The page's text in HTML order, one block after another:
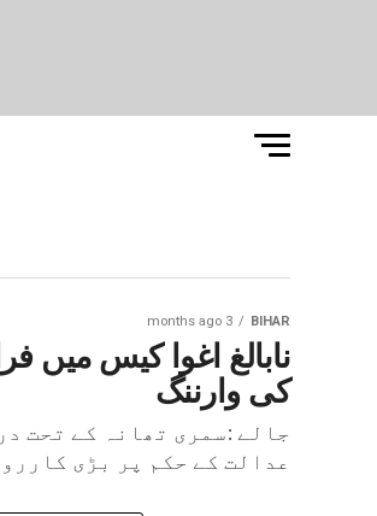
BIHAR
3 months ago
نابالغ اغوا کیس میں
کی وارننگ
جالے :سمری تھانہ کے تحت
عدالت کے حکم پر بڑی